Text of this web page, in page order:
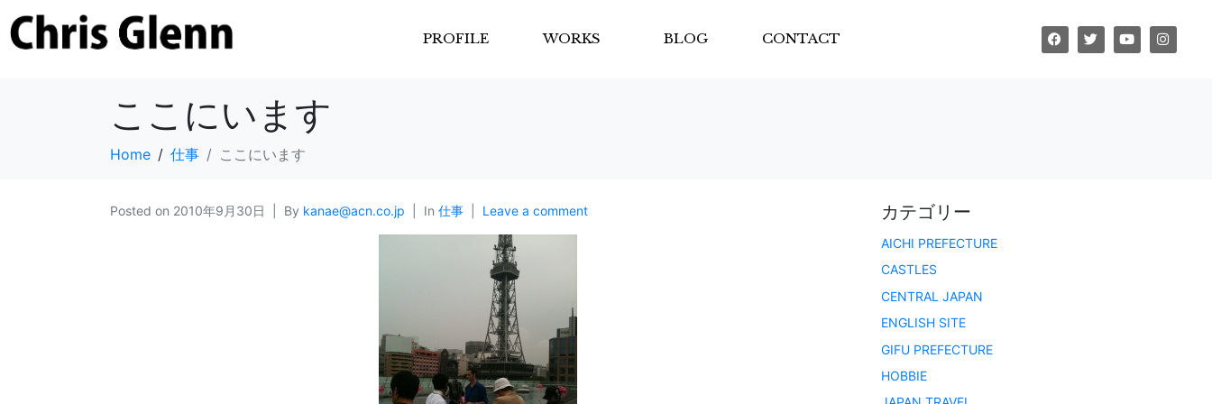
PROFILE WORKS BLOG CONTACT
ここにいます
Home 仕事 ここにいます
Posted on 2010年9月30日 By kanae@acn.co.jp In 仕事 Leave a comment カテゴリー
AICHI PREFECTURE
CASTLES
CENTRAL JAPAN
ENGLISH SITE
GIFU PREFECTURE
HOBBIE